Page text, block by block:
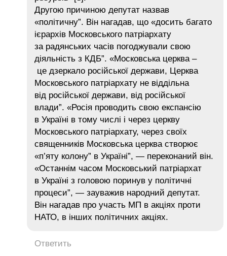
Другою причиною депутат назвав
«політичну”. Він нагадав, що «досить багато
ієрархів Московського патріархату
за радянських часів погоджували свою
діяльність з КДБ”. «Московська церква –
це дзеркало російської держави, Церква
Московського патріархату не віддільна
від російської держави, від російської
влади”. «Росія проводить свою експансію
в Україні в тому числі і через церкву
Московського патріархату, через своїх
священників Московська церква створює
«п’яту колону” в Україні”, — переконаний він.
«Останнім часом Московський патріархат
в Україні з головою поринув у політичні
процеси”, — зауважив народний депутат.
Він нагадав про участь МП в акціях проти
НАТО, в інших політичних акціях.
Ответить